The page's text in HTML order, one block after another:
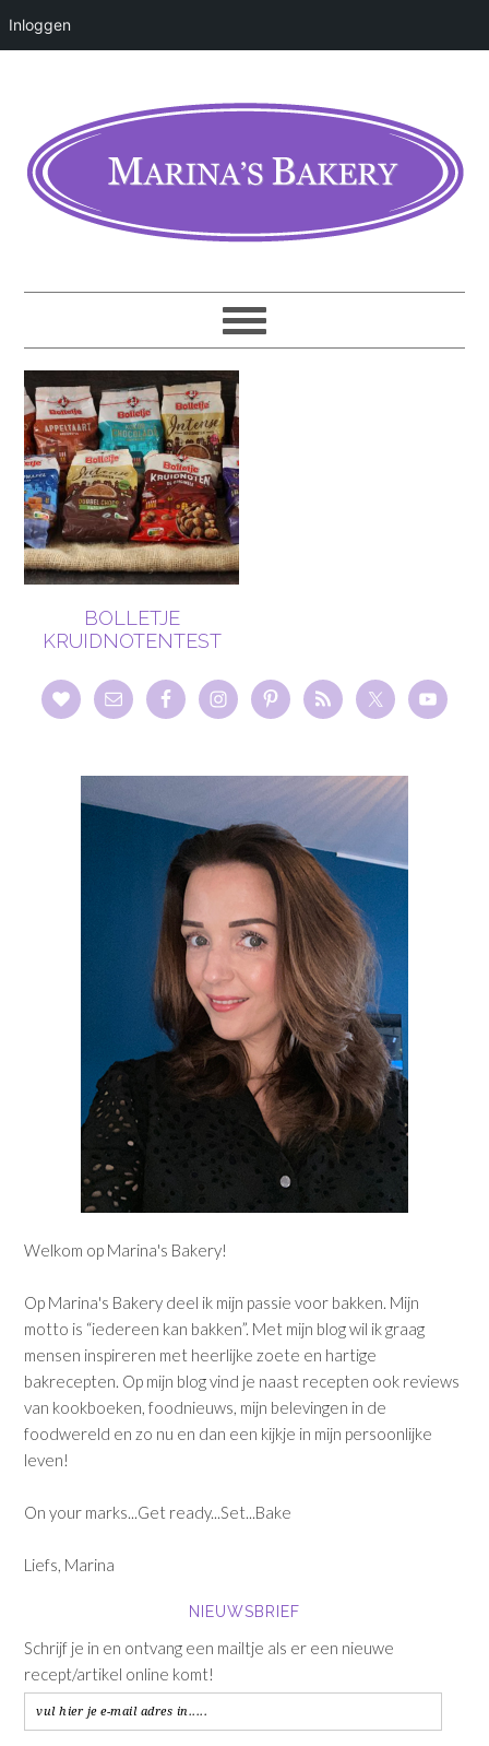
Inloggen
BOLLETJE
KRUIDNOTENTEST
Welkom op Marina's Bakery!
Op Marina's Bakery deel ik mijn passie voor bakken. Mijn
motto is “iedereen kan bakken”. Met mijn blog wil ik graag
mensen inspireren met heerlijke zoete en hartige
bakrecepten. Op mijn blog vind je naast recepten ook reviews
van kookboeken, foodnieuws, mijn belevingen in de
foodwereld en zo nu en dan een kijkje in mijn persoonlijke
leven!
On your marks...Get ready...Set...Bake
Liefs, Marina
NIEUWSBRIEF
Schrijf je in en ontvang een mailtje als er een nieuwe
recept/artikel online komt!
vul
hier